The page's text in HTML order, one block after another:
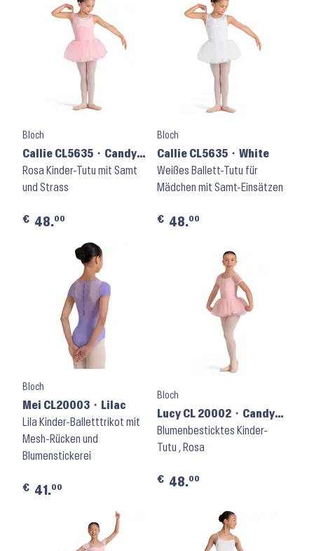
Bloch
Callie CL5635 ⬝ Candy
Pink
Rosa Kinder-Tutu mit Samt
und Strass
€ 48.00
Bloch
Callie CL5635 ⬝ White
Weißes Ballett-Tutu für
Mädchen mit Samt-Einsätzen
€ 48.00
Bloch
Mei CL20003 ⬝ Lilac
Lila Kinder-Balletttrikot mit
Mesh-Rücken und
Blumenstickerei
€ 41.00
Bloch
Lucy CL 20002 ⬝ Candy
Pink
Blumenbesticktes Kinder-
Tutu , Rosa
€ 48.00